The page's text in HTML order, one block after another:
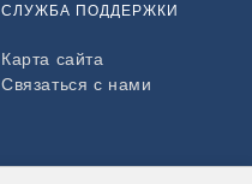
СЛУЖБА ПОДДЕРЖКИ
Карта сайта
Связаться с нами